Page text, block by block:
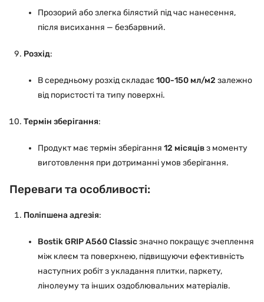
Прозорий або злегка білястий під час нанесення,
після висихання — безбарвний.
Розхід:
В середньому розхід складає 100-150 мл/м2 залежно
від пористості та типу поверхні.
Термін зберігання:
Продукт має термін зберігання 12 місяцівз моменту
виготовлення при дотриманні умов зберігання.
Переваги та особливості:
Поліпшена адгезія:
Bostik GRIP A560 Classicзначно покращує зчеплення
між клеєм та поверхнею, підвищуючи ефективність
наступних робіт з укладання плитки, паркету,
лінолеуму та інших оздоблювальних матеріалів.